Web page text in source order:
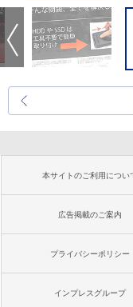
本サイトのご利用につい
広告掲載のご案内
プライバシーポリシー
インプレスグループ